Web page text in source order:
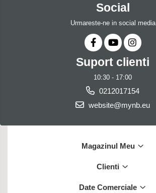
Social
Urmareste-ne in social media
Suport clienti
10:30 - 17:00
0212017154
website@mynb.eu
Magazinul Meu
Clienti
Date Comerciale